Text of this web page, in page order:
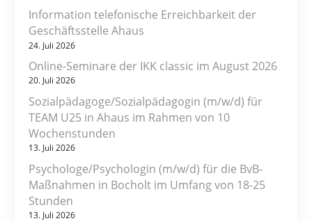
Information telefonische Erreichbarkeit der
Geschäftsstelle Ahaus
24. Juli 2026
Online-Seminare der IKK classic im August 2026
20. Juli 2026
Sozialpädagoge/Sozialpädagogin (m/w/d) für
TEAM U25 in Ahaus im Rahmen von 10
Wochenstunden
13. Juli 2026
Psychologe/Psychologin (m/w/d) für die BvB-
Maßnahmen in Bocholt im Umfang von 18-25
Stunden
13. Juli 2026